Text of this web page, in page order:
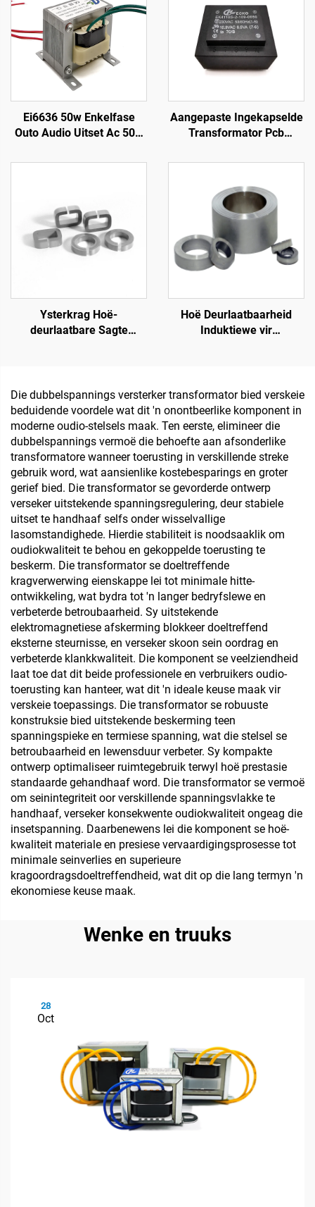
Ei6636 50w Enkelfase
Outo Audio Uitset Ac 50w
Aangepaste Ingekapselde
Transformator Pcb
12v Transformator vir
Ysterkrag Hoë-
deurlaatbare Sagte
380V Uitgang
Transformator Kern
Hoë Deurlaatbaarheid
Induktiewe vir
Magnetiese Ringe vir 110V
Ingang en 380V Uitgang
Die dubbelspannings versterker transformator bied verskeie
beduidende voordele wat dit 'n onontbeerlike komponent in
moderne oudio-stelsels maak. Ten eerste, elimineer die
dubbelspannings vermoë die behoefte aan afsonderlike
transformatore wanneer toerusting in verskillende streke
gebruik word, wat aansienlike kostebesparings en groter
gerief bied. Die transformator se gevorderde ontwerp
verseker uitstekende spanningsregulering, deur stabiele
uitset te handhaaf selfs onder wisselvallige
lasomstandighede. Hierdie stabiliteit is noodsaaklik om
oudiokwaliteit te behou en gekoppelde toerusting te
beskerm. Die transformator se doeltreffende
kragverwerwing eienskappe lei tot minimale hitte-
ontwikkeling, wat bydra tot 'n langer bedryfslewe en
verbeterde betroubaarheid. Sy uitstekende
elektromagnetiese afskerming blokkeer doeltreffend
eksterne steurnisse, en verseker skoon sein oordrag en
verbeterde klankkwaliteit. Die komponent se veelziendheid
laat toe dat dit beide professionele en verbruikers oudio-
toerusting kan hanteer, wat dit 'n ideale keuse maak vir
verskeie toepassings. Die transformator se robuuste
konstruksie bied uitstekende beskerming teen
spanningspieke en termiese spanning, wat die stelsel se
betroubaarheid en lewensduur verbeter. Sy kompakte
ontwerp optimaliseer ruimtegebruik terwyl hoë prestasie
standaarde gehandhaaf word. Die transformator se vermoë
om seinintegriteit oor verskillende spanningsvlakke te
handhaaf, verseker konsekwente oudiokwaliteit ongeag die
insetspanning. Daarbenewens lei die komponent se hoë-
kwaliteit materiale en presiese vervaardigingsprosesse tot
minimale seinverlies en superieure
kragoordragsdoeltreffendheid, wat dit op die lang termyn 'n
ekonomiese keuse maak.
Wenke en truuks
28
Oct